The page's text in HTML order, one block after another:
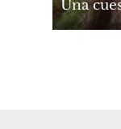
Una